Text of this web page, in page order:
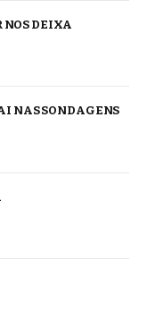
NOS DEIXA
NAS SONDAGENS